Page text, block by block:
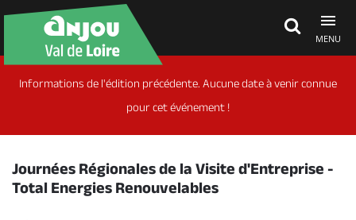
MENU
Découvrir
Informations de l'édition précédente. Aucune date à venir connue
pour cet événement !
Journées Régionales de la Visite d'Entreprise -
Total Energies Renouvelables